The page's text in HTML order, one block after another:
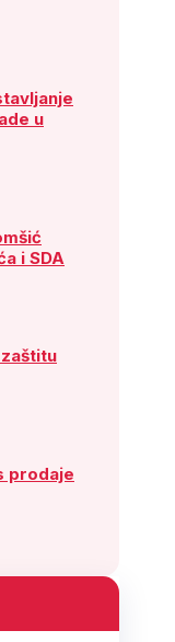
u
i SDA
prodaje